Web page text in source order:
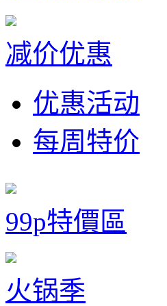
减价优惠
优惠活动
每周特价
99p特價區
火锅季